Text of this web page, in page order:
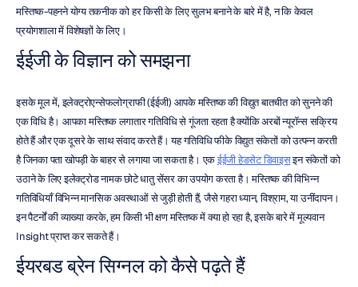
मस्तिष्क-पहनने योग्य तकनीक को हर किसी के लिए सुलभ बनाने के बारे में है, न कि केवल
प्रयोगशाला में विशेषज्ञों के लिए।
ईईजी के विज्ञान को समझना
इसके मूल में, इलेक्ट्रोएन्सेफलोग्राफी (ईईजी) आपके मस्तिष्क की विद्युत बातचीत को सुनने की
एक विधि है। आपका मस्तिष्क लगातार गतिविधि से गूंजता रहता है क्योंकि अरबों न्यूरॉन्स सक्रिय
होते हैं और एक दूसरे के साथ संवाद करते हैं। यह गतिविधि फीके विद्युत संकेतों को उत्पन्न करती
है जिनका पता खोपड़ी के बाहर से लगाया जा सकता है। एक ईईजी हेडसेट डिवाइस इन संकेतों को
उठाने के लिए इलेक्ट्रोड नामक छोटे धातु सेंसर का उपयोग करता है। मस्तिष्क की विभिन्न
गतिविधियाँ विभिन्न मानसिक अवस्थाओं से जुड़ी होती हैं, जैसे गहरा ध्यान, विश्राम, या उनींदापन।
इन पैटर्नों की व्याख्या करके, हम किसी भी क्षण मस्तिष्क में क्या हो रहा है, इसके बारे में मूल्यवान
Insight प्राप्त कर सकते हैं।
ईयरबड ब्रेन सिग्नल को कैसे पढ़ते हैं